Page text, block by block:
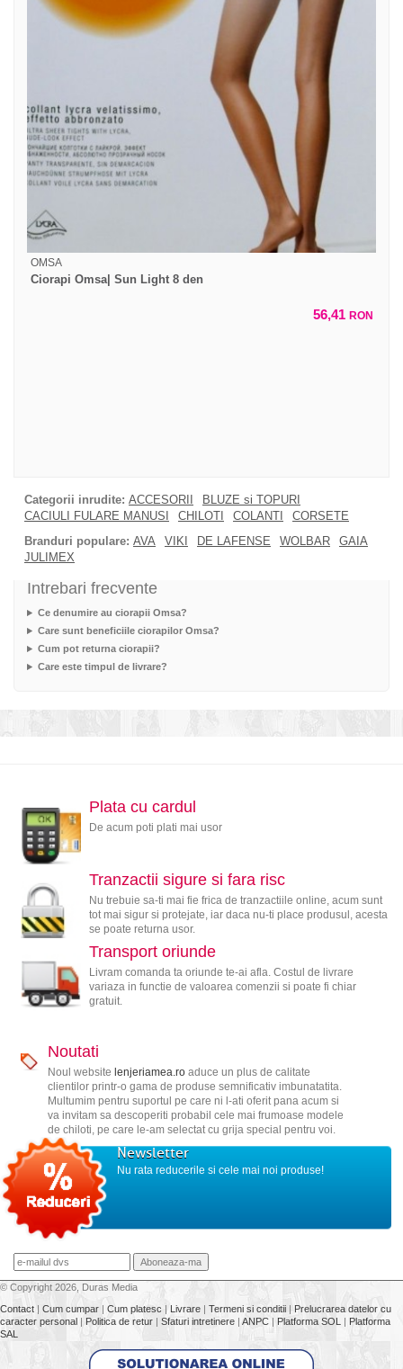
OMSA
Ciorapi Omsa| Sun Light 8 den
56,41 RON
Categorii inrudite: ACCESORII
BLUZE si TOPURI
CACIULI FULARE MANUSI
CHILOTI COLANTI
CORSETE
Branduri populare: AVA VIKI DE LAFENSE WOLBAR
GAIA
JULIMEX
Intrebari frecvente
Ce denumire au ciorapii Omsa?
Care sunt beneficiile ciorapilor Omsa?
Cum pot returna ciorapii?
Care este timpul de livrare?
Plata cu cardul
De acum poti plati mai usor
Tranzactii sigure si fara risc
Nu trebuie sa-ti mai fie frica de tranzactiile online, acum sunt
tot mai sigur si protejate, iar daca nu-ti place produsul, acesta
se poate returna usor.
Transport oriunde
Livram comanda ta oriunde te-ai afla. Costul de livrare
variaza in functie de valoarea comenzii si poate fi chiar
gratuit.
Noutati
Noul website lenjeriamea.roaduce un plus de calitate
clientilor printr-o gama de produse semnificativ imbunatatita.
Multumim pentru suportul pe care ni l-ati oferit pana acum si
va invitam sa descoperiti probabil cele mai frumoase modele
de chiloti, pe care le-am selectat cu grija special pentru voi.
Newsletter
Nu rata reducerile si cele mai noi produse!
© Copyright 2026, Duras Media
Contact | Cum cumpar | Cum platesc | Livrare | Termeni si conditii | Prelucrarea datelor cu
caracter personal | Politica de retur | Sfaturi intretinere | ANPC | Platforma SOL | Platforma
SAL